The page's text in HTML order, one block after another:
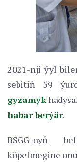
2021-nji ýyl
sebitiň 59
gyzamyk
habar berýär.
BSGG-nyň
köpelmegine